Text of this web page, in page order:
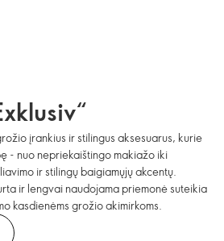
įrankius ir stilingus aksesuarus, kurie
- nuo nepriekaištingo makiažo iki
ir stilingų baigiamųjų akcentų.
ir lengvai naudojama priemonė suteikia
kasdienėms grožio akimirkoms.